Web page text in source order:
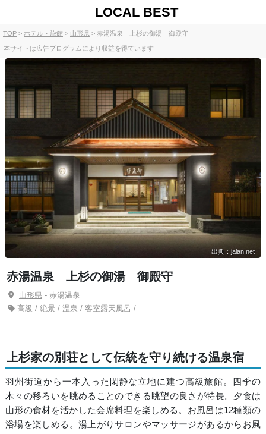
LOCAL BEST
TOP ホテル・旅館 山形県 赤湯温泉 上杉の御湯 御殿守
本サイトは広告プログラムにより収益を得ています
出典：jalan.net
赤湯温泉 上杉の御湯 御殿守
山形県- 赤湯温泉
高級 / 絶景 / 温泉 / 客室露天風呂 /
上杉家の別荘として伝統を守り続ける温泉宿
羽州街道から一本入った閑静な立地に建つ高級旅館。四季の
木々の移ろいを眺めることのできる眺望の良さが特長。夕食は
山形の食材を活かした会席料理を楽しめる。お風呂は12種類の
浴場を楽しめる。湯上がりサロンやマッサージがあるからお風